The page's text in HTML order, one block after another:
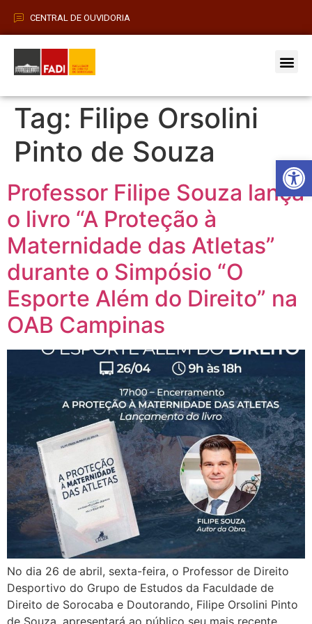
CENTRAL DE OUVIDORIA
Tag: Filipe Orsolini
Pinto de Souza
Professor Filipe Souza lança
o livro “A Proteção à
Maternidade das Atletas”
durante o Simpósio “O
Esporte Além do Direito” na
OAB Campinas
No dia 26 de abril, sexta-feira, o Professor de Direito
Desportivo do Grupo de Estudos da Faculdade de
Direito de Sorocaba e Doutorando, Filipe Orsolini Pinto
de Souza, apresentará ao público seu mais recente
Barra de